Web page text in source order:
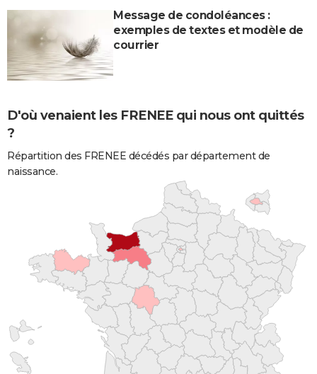
Message de condoléances :
exemples de textes et modèle de
courrier
D'où venaient les FRENEE qui nous ont quittés
?
Répartition des FRENEE décédés par département de
naissance.